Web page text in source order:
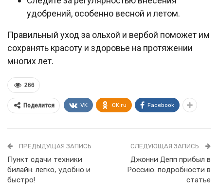
удобрений, особенно весной и летом.
Правильный уход за ольхой и вербой поможет им
сохранять красоту и здоровье на протяжении
многих лет.
266
Поделится VK OK.ru Facebook
ПРЕДЫДУЩАЯ ЗАПИСЬ
Пункт сдачи техники
билайн: легко, удобно и
быстро!
СЛЕДУЮЩАЯ ЗАПИСЬ
Джонни Депп прибыл в
Россию: подробности в
статье